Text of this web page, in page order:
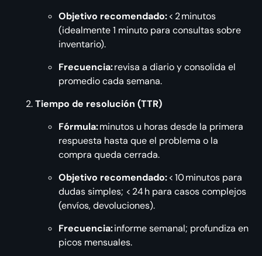
Objetivo recomendado:< 2 minutos
(idealmente 1 minuto para consultas sobre
inventario).
Frecuencia:revisa a diario y consolida el
promedio cada semana.
Tiempo de resolución (TTR)
Fórmula:minutos u horas desde la primera
respuesta hasta que el problema o la
compra queda cerrada.
Objetivo recomendado:< 10 minutos para
dudas simples; < 24 h para casos complejos
(envíos, devoluciones).
Frecuencia:informe semanal; profundiza en
picos mensuales.